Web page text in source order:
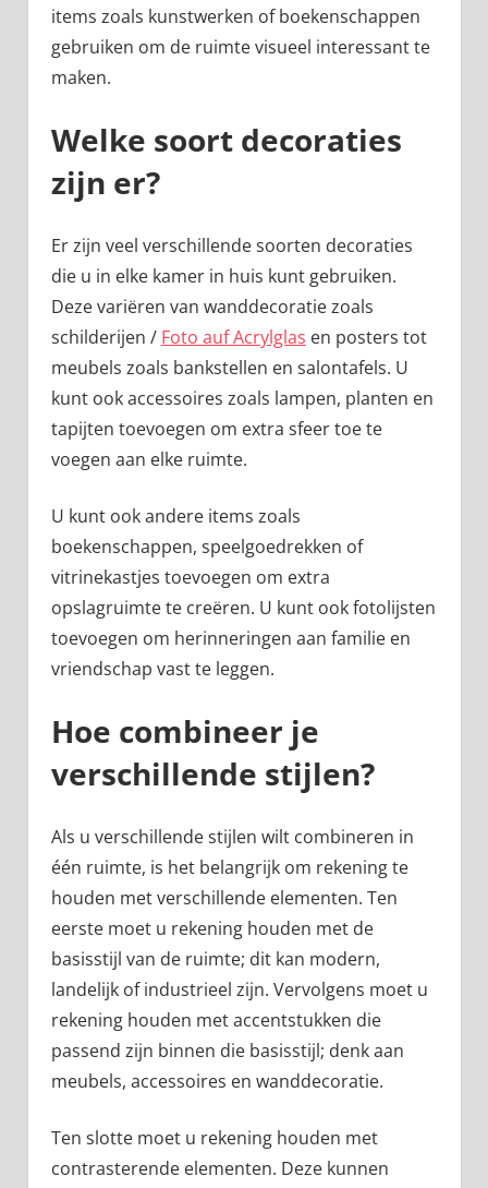
items zoals kunstwerken of boekenschappen
gebruiken om de ruimte visueel interessant te
maken.
Welke soort decoraties
zijn er?
Er zijn veel verschillende soorten decoraties
die u in elke kamer in huis kunt gebruiken.
Deze variëren van wanddecoratie zoals
schilderijen / Foto auf Acrylglas en posters tot
meubels zoals bankstellen en salontafels. U
kunt ook accessoires zoals lampen, planten en
tapijten toevoegen om extra sfeer toe te
voegen aan elke ruimte.
U kunt ook andere items zoals
boekenschappen, speelgoedrekken of
vitrinekastjes toevoegen om extra
opslagruimte te creëren. U kunt ook fotolijsten
toevoegen om herinneringen aan familie en
vriendschap vast te leggen.
Hoe combineer je
verschillende stijlen?
Als u verschillende stijlen wilt combineren in
één ruimte, is het belangrijk om rekening te
houden met verschillende elementen. Ten
eerste moet u rekening houden met de
basisstijl van de ruimte; dit kan modern,
landelijk of industrieel zijn. Vervolgens moet u
rekening houden met accentstukken die
passend zijn binnen die basisstijl; denk aan
meubels, accessoires en wanddecoratie.
Ten slotte moet u rekening houden met
contrasterende elementen. Deze kunnen